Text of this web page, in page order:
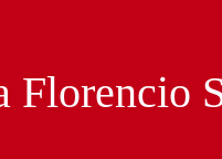
Florencio